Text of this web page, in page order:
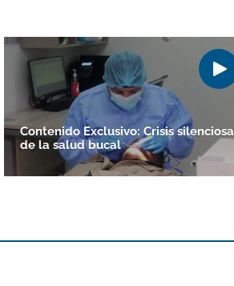
Contenido Exclusivo: Crisis silenciosa
de la salud bucal